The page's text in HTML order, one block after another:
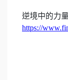
逆境中的力
https://